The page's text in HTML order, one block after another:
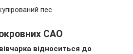
пес
САО
відноситься до